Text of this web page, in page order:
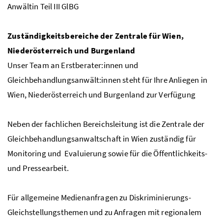
Anwältin Teil III GlBG
Zuständigkeitsbereiche der Zentrale für Wien,
Niederösterreich und Burgenland
Unser Team an Erstberater:innen und
Gleichbehandlungsanwält:innen steht für Ihre Anliegen in
Wien, Niederösterreich und Burgenland zur Verfügung
Neben der fachlichen Bereichsleitung ist die Zentrale der
Gleichbehandlungsanwaltschaft in Wien zuständig für
Monitoring und Evaluierung sowie für die Öffentlichkeits-
und Pressearbeit.
Für allgemeine Medienanfragen zu Diskriminierungs-
Gleichstellungsthemen und zu Anfragen mit regionalem